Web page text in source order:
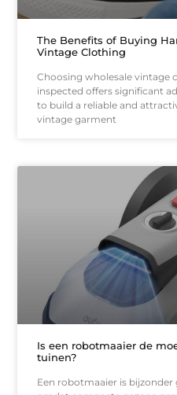
The Benefits of Buying
Vintage Clothing
Choosing wholesale vintage
inspected offers significant
to build a reliable and
vintage garment
Is een robotmaaier de
tuinen?
Een robotmaaier is